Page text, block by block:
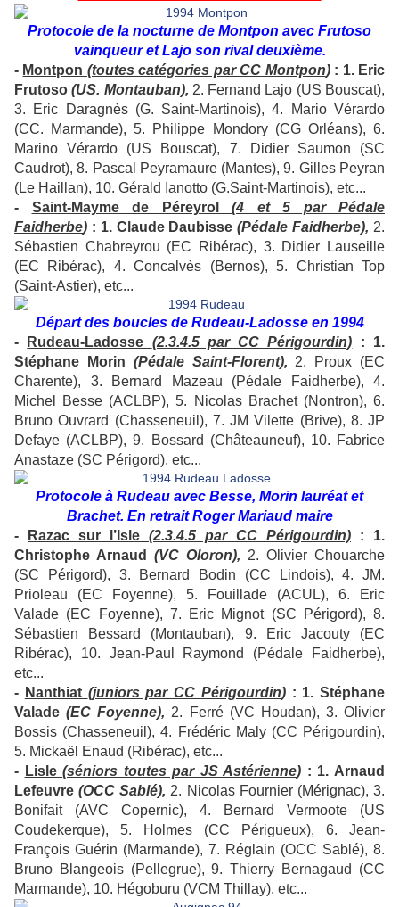
Protocole de la nocturne de Montpon avec Frutoso
vainqueur et Lajo son rival deuxième.
- Montpon (toutes catégories par CC Montpon): 1. Eric
Frutoso (US. Montauban), 2. Fernand Lajo (US Bouscat),
3. Eric Daragnès (G. Saint-Martinois), 4. Mario Vérardo
(CC. Marmande), 5. Philippe Mondory (CG Orléans), 6.
Marino Vérardo (US Bouscat), 7. Didier Saumon (SC
Caudrot), 8. Pascal Peyramaure (Mantes), 9. Gilles Peyran
(Le Haillan), 10. Gérald Ianotto (G.Saint-Martinois), etc...
- Saint-Mayme de Péreyrol (4 et 5 par Pédale
Faidherbe) : 1. Claude Daubisse(Pédale Faidherbe), 2.
Sébastien Chabreyrou (EC Ribérac), 3. Didier Lauseille
(EC Ribérac), 4. Concalvès (Bernos), 5. Christian Top
(Saint-Astier), etc...
Départ des boucles de Rudeau-Ladosse en 1994
-
Rudeau-Ladosse (2.3.4.5 par CC Périgourdin) : 1.
Stéphane Morin (Pédale Saint-Florent), 2. Proux (EC
Charente), 3. Bernard Mazeau (Pédale Faidherbe), 4.
Michel Besse (ACLBP), 5. Nicolas Brachet (Nontron), 6.
Bruno Ouvrard (Chasseneuil), 7. JM Vilette (Brive), 8. JP
Defaye (ACLBP), 9. Bossard (Châteauneuf), 10. Fabrice
Anastaze (SC Périgord), etc...
Protocole à Rudeau avec Besse, Morin lauréat et
Brachet. En retrait Roger Mariaud maire
-
Razac sur l’Isle (2.3.4.5 par CC Périgourdin) : 1.
Christophe Arnaud (VC Oloron), 2. Olivier Chouarche
(SC Périgord), 3. Bernard Bodin (CC Lindois), 4. JM.
Prioleau (EC Foyenne), 5. Fouillade (ACUL), 6. Eric
Valade (EC Foyenne), 7. Eric Mignot (SC Périgord), 8.
Sébastien Bessard (Montauban), 9. Eric Jacouty (EC
Ribérac), 10. Jean-Paul Raymond (Pédale Faidherbe),
etc...
- Nanthiat (juniors par CC Périgourdin): 1. Stéphane
Valade(EC Foyenne), 2. Ferré (VC Houdan), 3. Olivier
Bossis (Chasseneuil), 4. Frédéric Maly (CC Périgourdin),
5. Mickaël Enaud (Ribérac), etc...
- Lisle(séniors toutes par JS Astérienne) : 1. Arnaud
Lefeuvre(OCC Sablé), 2. Nicolas Fournier (Mérignac), 3.
Bonifait (AVC Copernic), 4. Bernard Vermoote (US
Coudekerque), 5. Holmes (CC Périgueux), 6. Jean-
François Guérin (Marmande), 7. Réglain (OCC Sablé), 8.
Bruno Blangeois (Pellegrue), 9. Thierry Bernagaud (CC
Marmande), 10. Hégoburu (VCM Thillay), etc...